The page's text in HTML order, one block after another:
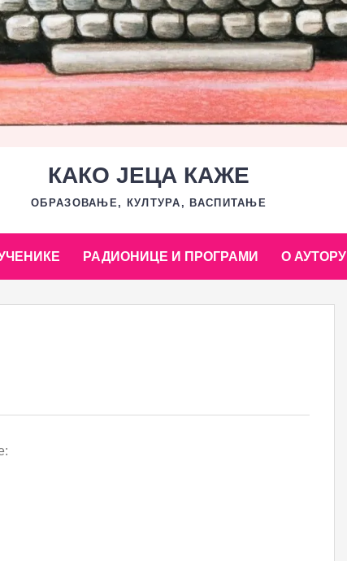
КАКО ЈЕЦА КАЖЕ
ОБРАЗОВАЊЕ, КУЛТУРА, ВАСПИТАЊЕ
РАДИОНИЦЕ И ПРОГРАМИ О АУТОРУ